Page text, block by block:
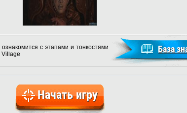
с этапами и тонкостями
Village
База
Начать игру